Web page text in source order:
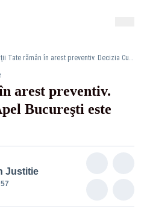
Fraţii Tate rămân în arest preventiv. Decizia Curţii de Apel Bucureşti este definitivă
arest preventiv.
Bucureşti este
Justitie